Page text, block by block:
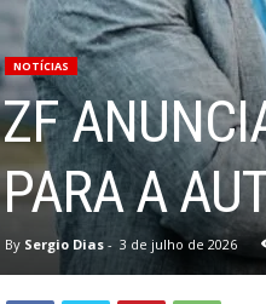
NOTÍCIAS
ZF
PARA A
By Sergio Dias- 3 de julho de 2026